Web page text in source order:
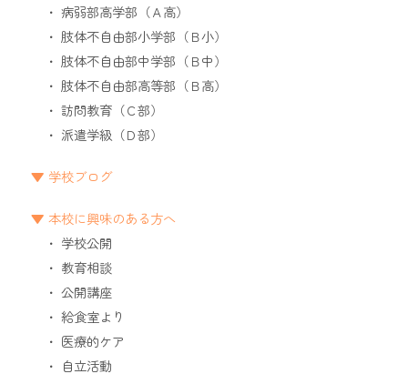
病弱部高学部（Ａ高）
肢体不自由部小学部（Ｂ小）
肢体不自由部中学部（Ｂ中）
肢体不自由部高等部（Ｂ高）
訪問教育（Ｃ部）
派遣学級（Ｄ部）
学校ブログ
本校に興味のある方へ
学校公開
教育相談
公開講座
給食室より
医療的ケア
自立活動